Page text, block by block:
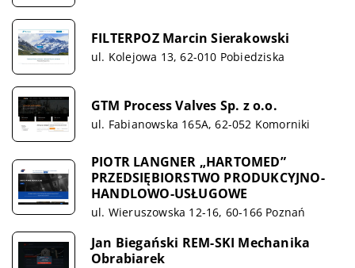
FILTERPOZ Marcin Sierakowski
ul. Kolejowa 13, 62-010 Pobiedziska
GTM Process Valves Sp. z o.o.
ul. Fabianowska 165A, 62-052 Komorniki
PIOTR LANGNER „HARTOMED”
PRZEDSIĘBIORSTWO PRODUKCYJNO-
HANDLOWO-USŁUGOWE
ul. Wieruszowska 12-16, 60-166 Poznań
Jan Biegański REM-SKI Mechanika
Obrabiarek